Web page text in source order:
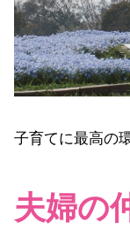
子育てに最高の
夫婦の